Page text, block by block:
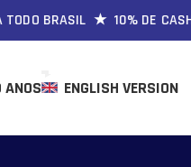
★ 10% DE
ENGLISH VERSION